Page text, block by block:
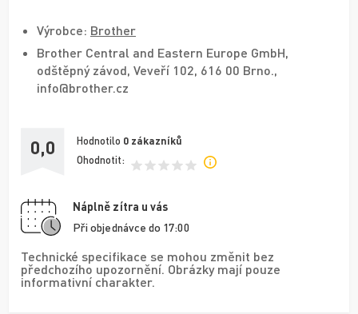
Výrobce: Brother
Brother Central and Eastern Europe GmbH,
odštěpný závod, Veveří 102, 616 00 Brno.,
info@brother.cz
0,0 Hodnotilo 0 zákazníků
Ohodnotit:
Náplně zítra u vás
Při objednávce do 17:00
Technické specifikace se mohou změnit bez
předchozího upozornění. Obrázky mají pouze
informativní charakter.